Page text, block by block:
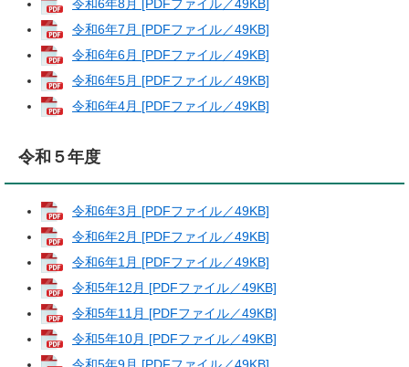
令和6年8月 [PDFファイル／49KB]
令和6年7月 [PDFファイル／49KB]
令和6年6月 [PDFファイル／49KB]
令和6年5月 [PDFファイル／49KB]
令和6年4月 [PDFファイル／49KB]
令和５年度
令和6年3月 [PDFファイル／49KB]
令和6年2月 [PDFファイル／49KB]
令和6年1月 [PDFファイル／49KB]
令和5年12月 [PDFファイル／49KB]
令和5年11月 [PDFファイル／49KB]
令和5年10月 [PDFファイル／49KB]